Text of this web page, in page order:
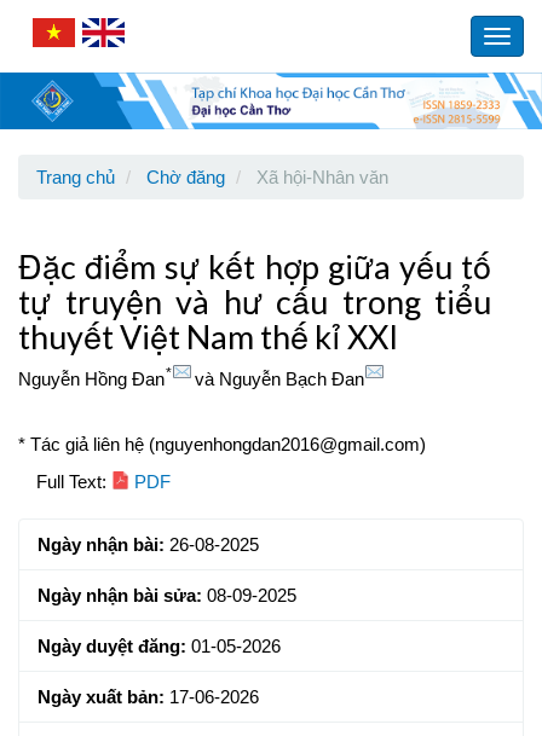
Navigation
Content
Sidebar
Trang chủ Chờ đăng Xã hội-Nhân văn
Đặc điểm sự kết hợp giữa yếu tố
tự truyện và hư cấu trong tiểu
thuyết Việt Nam thế kỉ XXI
Nguyễn Hồng Đan* và Nguyễn Bạch Đan
* Tác giả liên hệ (nguyenhongdan2016@gmail.com)
Article
Full Text: PDF
Ngày nhận bài: 26-08-2025
Ngày nhận bài sửa: 08-09-2025
Ngày duyệt đăng: 01-05-2026
Ngày xuất bản: 17-06-2026